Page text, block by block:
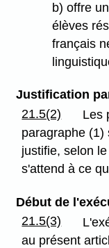
b) offre
élèves
français
Justification
21.5(2)
Les
paragraphe (1)
justifie, selon
s'attend à ce
Début de
21.5(3)
au présent